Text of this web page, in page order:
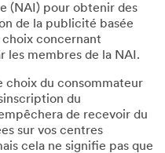
(NAI) pour obtenir des
de la publicité basée
concernant
les membres de la NAI.
choix du consommateur
du
de recevoir du
sur vos centres
cela ne signifie pas que